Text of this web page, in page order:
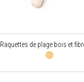
Raquettes de plage bois et